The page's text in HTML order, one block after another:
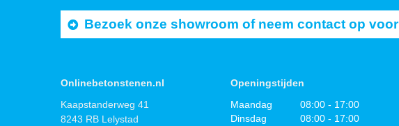
Bezoek onze showroom of neem contact op
Onlinebetonstenen.nl
Kaapstanderweg 41
8243 RB Lelystad
Openingstijden
Maandag
08:00 - 17:00
Dinsdag
08:00 - 17:00